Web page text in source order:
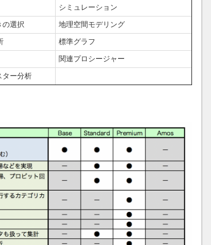
シミュレーション
の選択
地理空間モデリング
標準グラフ
関連プロシージャー
ター分析